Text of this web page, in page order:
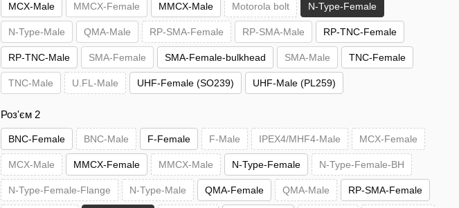
MCX-Male MMCX-Female MMCX-Male Motorola bolt N-Type-Female
N-Type-Male QMA-Male RP-SMA-Female RP-SMA-Male RP-TNC-Female
RP-TNC-Male SMA-Female SMA-Female-bulkhead SMA-Male TNC-Female
TNC-Male U.FL-Male UHF-Female (SO239) UHF-Male (PL259)
Роз'єм 2
BNC-Female BNC-Male F-Female F-Male IPEX4/MHF4-Male MCX-Female
MCX-Male MMCX-Female MMCX-Male N-Type-Female N-Type-Female-BH
N-Type-Female-Flange N-Type-Male QMA-Female QMA-Male RP-SMA-Female